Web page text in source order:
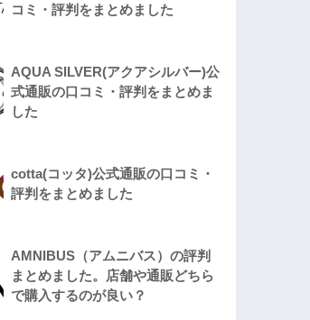
コミ・評判をまとめました
AQUA SILVER(アクアシルバー)公
式通販の口コミ・評判をまとめま
した
cotta(コッタ)公式通販の口コミ・
評判をまとめました
AMNIBUS（アムニバス）の評判
まとめました。店舗や通販どちら
で購入するのが良い？